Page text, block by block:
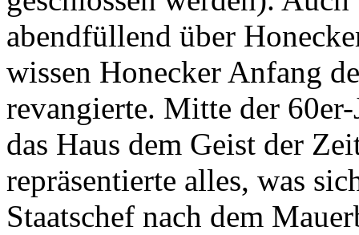
abendfüllend über
wissen Honecker Anfang
revangierte. Mitte der 60er-
das Haus dem Geist der
repräsentierte alles, was
Staatschef nach dem